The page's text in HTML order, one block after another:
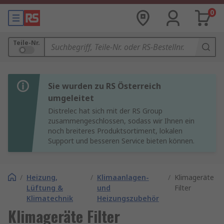
0
Teile-Nr.
Sie wurden zu RS Österreich
umgeleitet
Distrelec hat sich mit der RS Group
zusammengeschlossen, sodass wir Ihnen ein
noch breiteres Produktsortiment, lokalen
Support und besseren Service bieten können.
/ Heizung,
Lüftung &
Klimatechnik
/ Klimaanlagen-
und
Heizungszubehör
/ Klimageräte
Filter
Klimageräte Filter